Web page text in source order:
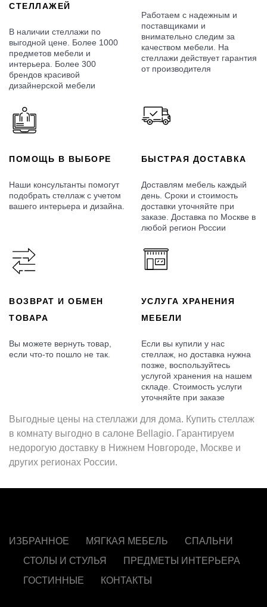
СТЕЛЛАЖЕЙ
В наличии стеллажи по
выгодной цене. Более 1000
предметов мебели и
интерьера. Более 300
брендов красивой
дизайнерской мебели
Работаем с надежным и
поставщиками и
внимательно следим за
качеством мебели. На
стеллажи действует гарантия
от производителя
ПОМОЩЬ В ВЫБОРЕ
Наши консультанты помогут
подобрать стеллаж с учетом
вашего интерьера и дизайна.
БЫСТРАЯ ДОСТАВКА
Доставлям мебель каждый
день. Сроки и стоимость
доставки уточняйте при
заказе. Доставка по Москве в
любой регион России
ВОЗВРАТ И ОБМЕН
ТОВАРА
Вы можете вернуть товар,
если что-то пошло не так.
УСЛУГА ХРАНЕНИЯ
МЕБЕЛИ
Если вы купили у нас
стеллаж, но доставка нужна
позже, воспользуйтесь
услугой хранения на нашем
складе. Стоимость услуги
уточняйте при заказе
Выгодные цены на стеллажи для дома. Купить стеллаж
в комнату выгодно в салоне Bellagio. Гарантируем
недорогую доставку в Нижнем Новгороде, Москве и
других регионах России.
ИЗБРАННОЕ МЯГКАЯ МЕБЕЛЬ
СПАЛЬНИ
СТОЛЫ И СТУЛЬЯ
ПРЕДМЕТЫ ИНТЕРЬЕРА
ГОСТИННЫЕ
КОНТАКТЫ